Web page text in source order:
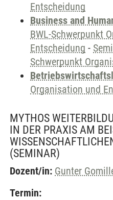
Entscheidung
Business and
BWL-Schwerpunkt
Entscheidung -
Schwerpunkt
Organisation und
MYTHOS
IN DER PRAXIS AM
(SEMINAR)
Dozent/in: Gunter
Termin: